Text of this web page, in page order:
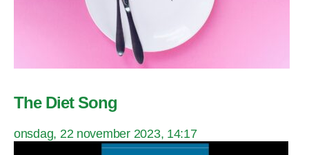
The Diet Song
onsdag, 22 november 2023, 14:17